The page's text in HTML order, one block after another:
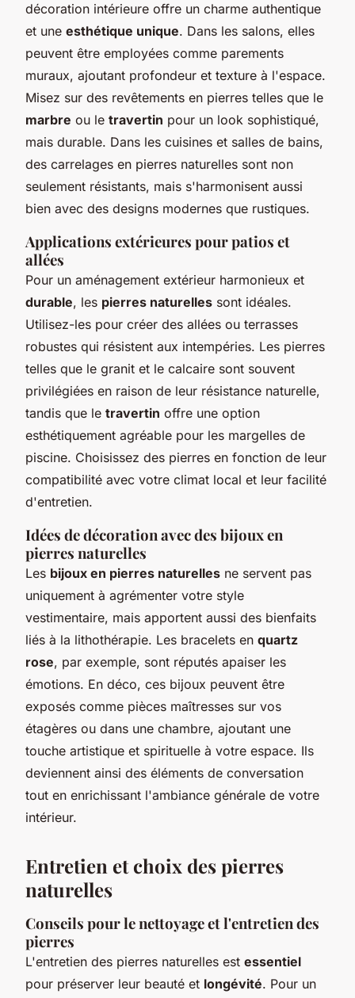
décoration intérieure offre un charme authentique
et une esthétique unique. Dans les salons, elles
peuvent être employées comme parements
muraux, ajoutant profondeur et texture à l'espace.
Misez sur des revêtements en pierres telles que le
marbre ou le travertin pour un look sophistiqué,
mais durable. Dans les cuisines et salles de bains,
des carrelages en pierres naturelles sont non
seulement résistants, mais s'harmonisent aussi
bien avec des designs modernes que rustiques.
Applications extérieures pour patios et
allées
Pour un aménagement extérieur harmonieux et
durable, les pierres naturelles sont idéales.
Utilisez-les pour créer des allées ou terrasses
robustes qui résistent aux intempéries. Les pierres
telles que le granit et le calcaire sont souvent
privilégiées en raison de leur résistance naturelle,
tandis que le travertin offre une option
esthétiquement agréable pour les margelles de
piscine. Choisissez des pierres en fonction de leur
compatibilité avec votre climat local et leur facilité
d'entretien.
Idées de décoration avec des bijoux en
pierres naturelles
Les bijoux en pierres naturelles ne servent pas
uniquement à agrémenter votre style
vestimentaire, mais apportent aussi des bienfaits
liés à la lithothérapie. Les bracelets en quartz
rose, par exemple, sont réputés apaiser les
émotions. En déco, ces bijoux peuvent être
exposés comme pièces maîtresses sur vos
étagères ou dans une chambre, ajoutant une
touche artistique et spirituelle à votre espace. Ils
deviennent ainsi des éléments de conversation
tout en enrichissant l'ambiance générale de votre
intérieur.
Entretien et choix des pierres
naturelles
Conseils pour le nettoyage et l'entretien des
pierres
L'entretien des pierres naturelles est essentiel
pour préserver leur beauté et longévité. Pour un